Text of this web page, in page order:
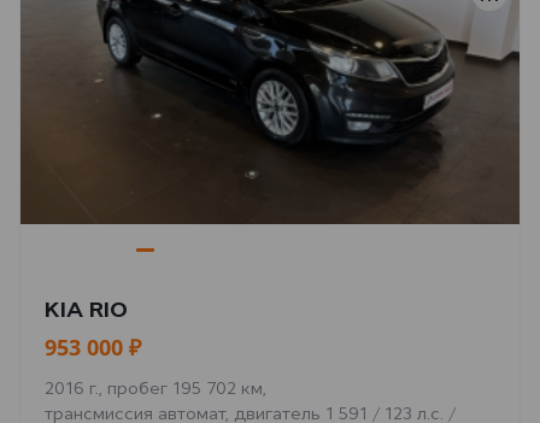
KIA RIO
953 000 ₽
2016 г., пробег 195 702 км,
трансмиссия автомат, двигатель 1 591 / 123 л.с. /